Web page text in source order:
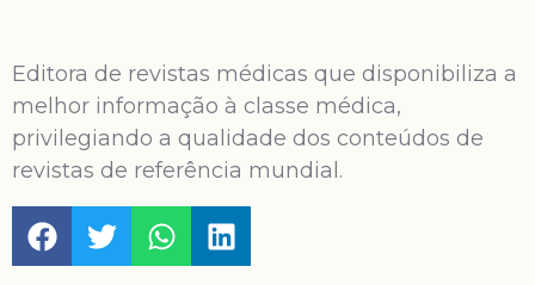
Editora de revistas médicas que disponibiliza a
melhor informação à classe médica,
privilegiando a qualidade dos conteúdos de
revistas de referência mundial.